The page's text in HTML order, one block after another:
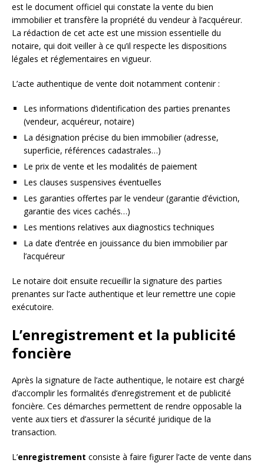
est le document officiel qui constate la vente du bien
immobilier et transfère la propriété du vendeur à l’acquéreur.
La rédaction de cet acte est une mission essentielle du
notaire, qui doit veiller à ce qu’il respecte les dispositions
légales et réglementaires en vigueur.
L’acte authentique de vente doit notamment contenir :
Les informations d’identification des parties prenantes
(vendeur, acquéreur, notaire)
La désignation précise du bien immobilier (adresse,
superficie, références cadastrales…)
Le prix de vente et les modalités de paiement
Les clauses suspensives éventuelles
Les garanties offertes par le vendeur (garantie d’éviction,
garantie des vices cachés…)
Les mentions relatives aux diagnostics techniques
La date d’entrée en jouissance du bien immobilier par
l’acquéreur
Le notaire doit ensuite recueillir la signature des parties
prenantes sur l’acte authentique et leur remettre une copie
exécutoire.
L’enregistrement et la publicité
foncière
Après la signature de l’acte authentique, le notaire est chargé
d’accomplir les formalités d’enregistrement et de publicité
foncière. Ces démarches permettent de rendre opposable la
vente aux tiers et d’assurer la sécurité juridique de la
transaction.
L’enregistrement consiste à faire figurer l’acte de vente dans